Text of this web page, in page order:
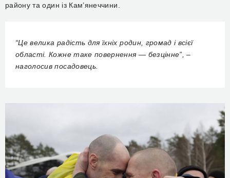
району та один із Кам’янеччини.
“Це велика радість для їхніх родин, громад і всієї
області. Кожне таке повернення — безцінне”, –
наголосив посадовець.